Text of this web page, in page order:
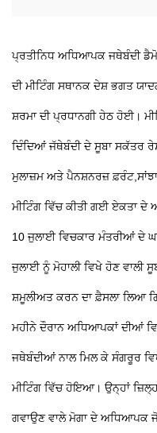
ਪ੍ਰਤੀਨਿਧ ਅਧਿਆਪਕ ਜਥੇਬੰਦੀ
ਦੀ ਮੀਟਿੰਗ ਸਥਾਨਕ ਦੇਸ਼ ਭਗਤ
ਸ਼ਰਮਾ ਦੀ ਪ੍ਰਧਾਨਗੀ ਹੇਠ ਹੋਈ।
ਦਿੰਦਿਆਂ ਜੱਥੇਬੰਦੀ ਦੇ ਸੂਬਾ ਸਕੱਤਰ
ਮੁਲਾਜ਼ਮ ਅਤੇ ਪੈਨਸ਼ਨਰਜ਼
ਮੀਟਿੰਗ ਵਿੱਚ ਕੀਤੀ ਗਈ ਏਕਤਾ
10 ਜੁਲਾਈ ਵਿਚਕਾਰ ਮੰਤਰੀਆਂ ਦੇ
ਜੁਲਾਈ ਨੂੰ ਮੋਹਾਲੀ ਵਿਖੇ ਹੋਣ ਵਾਲੀ
ਸ਼ਮੂਲੀਅਤ ਕਰਨ ਦਾ ਫ਼ੈਸਲਾ ਲਿਆ
ਮਹੀਨੇ ਦੌਰਾਨ ਅਧਿਆਪਕਾਂ ਦੀਆਂ
ਜਥੇਬੰਦੀਆਂ ਨਾਲ ਮਿਲ ਕੇ ਸੰਗਰੂਰ
ਮੀਟਿੰਗ ਵਿੱਚ ਹੋਇਆ। ਉਨ੍ਹਾਂ
ਗਵਾਉਣ ਵਾਲੇ ਮੋਗਾ ਦੇ ਅਧਿਆਪਕ